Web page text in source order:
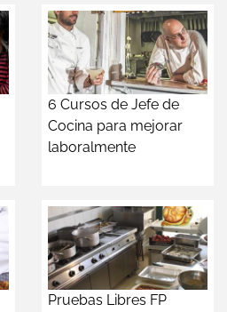
6 Cursos de Jefe de
Cocina para mejorar
laboralmente
Pruebas Libres FP